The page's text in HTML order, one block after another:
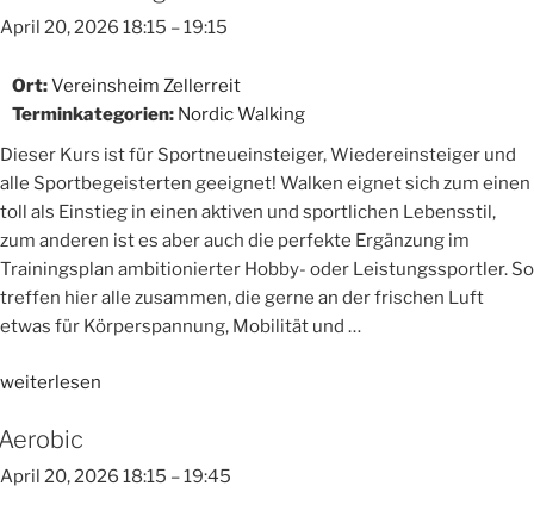
April 20, 2026 18:15 –19:15
Ort:Vereinsheim Zellerreit
Terminkategorien: Nordic Walking
Dieser Kurs ist für Sportneueinsteiger, Wiedereinsteiger und
alle Sportbegeisterten geeignet! Walken eignet sich zum einen
toll als Einstieg in einen aktiven und sportlichen Lebensstil,
zum anderen ist es aber auch die perfekte Ergänzung im
Trainingsplan ambitionierter Hobby- oder Leistungssportler. So
treffen hier alle zusammen, die gerne an der frischen Luft
etwas für Körperspannung, Mobilität und …
„Nordic
mit
Monika“
weiterlesen
April 20, 2026 18:15 –19:45